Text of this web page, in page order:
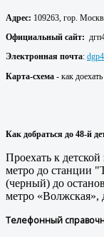
Адрес: 109263, гор.
Официальный сайт:
Электронная почта:
Карта-схема - как
Как добраться до 48-й
Проехать к
метро до станции
(черный) до
метро «Волжская»,
Телефонный